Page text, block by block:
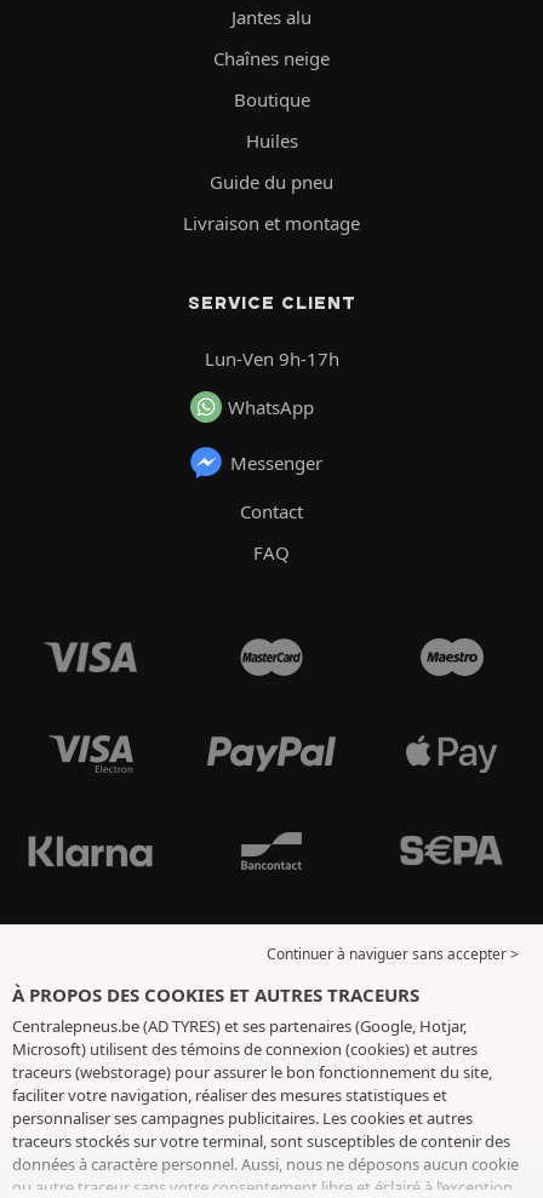
Jantes alu
Chaînes neige
Boutique
Huiles
Guide du pneu
Livraison et montage
SERVICE CLIENT
Lun-Ven 9h-17h
WhatsApp
Messenger
Contact
FAQ
Continuer à naviguer sans accepter >
À PROPOS DES COOKIES ET AUTRES TRACEURS
Centralepneus.be (AD TYRES) et ses partenaires (Google, Hotjar,
Microsoft) utilisent des témoins de connexion (cookies) et autres
traceurs (webstorage) pour assurer le bon fonctionnement du site,
faciliter votre navigation, réaliser des mesures statistiques et
personnaliser ses campagnes publicitaires. Les cookies et autres
traceurs stockés sur votre terminal, sont susceptibles de contenir des
données à caractère personnel. Aussi, nous ne déposons aucun cookie
ou autre traceur sans votre consentement libre et éclairé à l’exception